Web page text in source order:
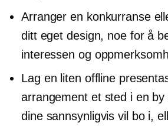
Arranger en konkurranse
ditt eget design, noe for å
interessen og
Lag en liten offline
arrangement et sted i en
dine sannsynligvis vil bo i,